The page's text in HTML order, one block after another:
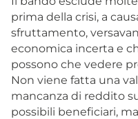
prima della crisi, a
sfruttamento,
economica incerta e
possono che vedere
Non viene fatta una
mancanza di reddito
possibili beneficiari,